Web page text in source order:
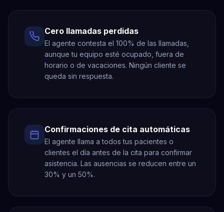
Cero llamadas perdidas
El agente contesta el 100% de las llamadas,
aunque tu equipo esté ocupado, fuera de
horario o de vacaciones. Ningún cliente se
queda sin respuesta.
Confirmaciones de cita automáticas
El agente llama a todos tus pacientes o
clientes el día antes de la cita para confirmar
asistencia. Las ausencias se reducen entre un
30% y un 50%.